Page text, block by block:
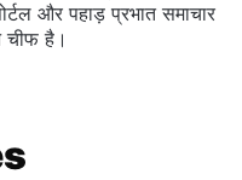
और पहाड़ प्रभात समाचार
चीफ है।